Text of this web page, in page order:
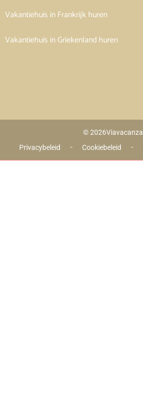
Vakantiehuis in Frankrijk huren
Vakantiehuis in Griekenland huren
© 2026Viavacanza
Privacybeleid
- Cookiebeleid -